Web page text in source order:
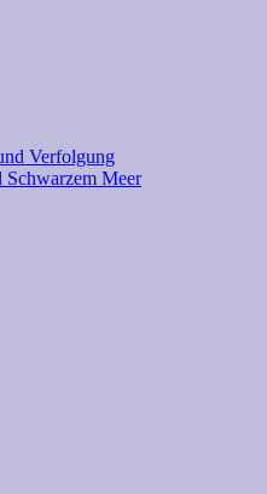
Verfolgung
Schwarzem Meer